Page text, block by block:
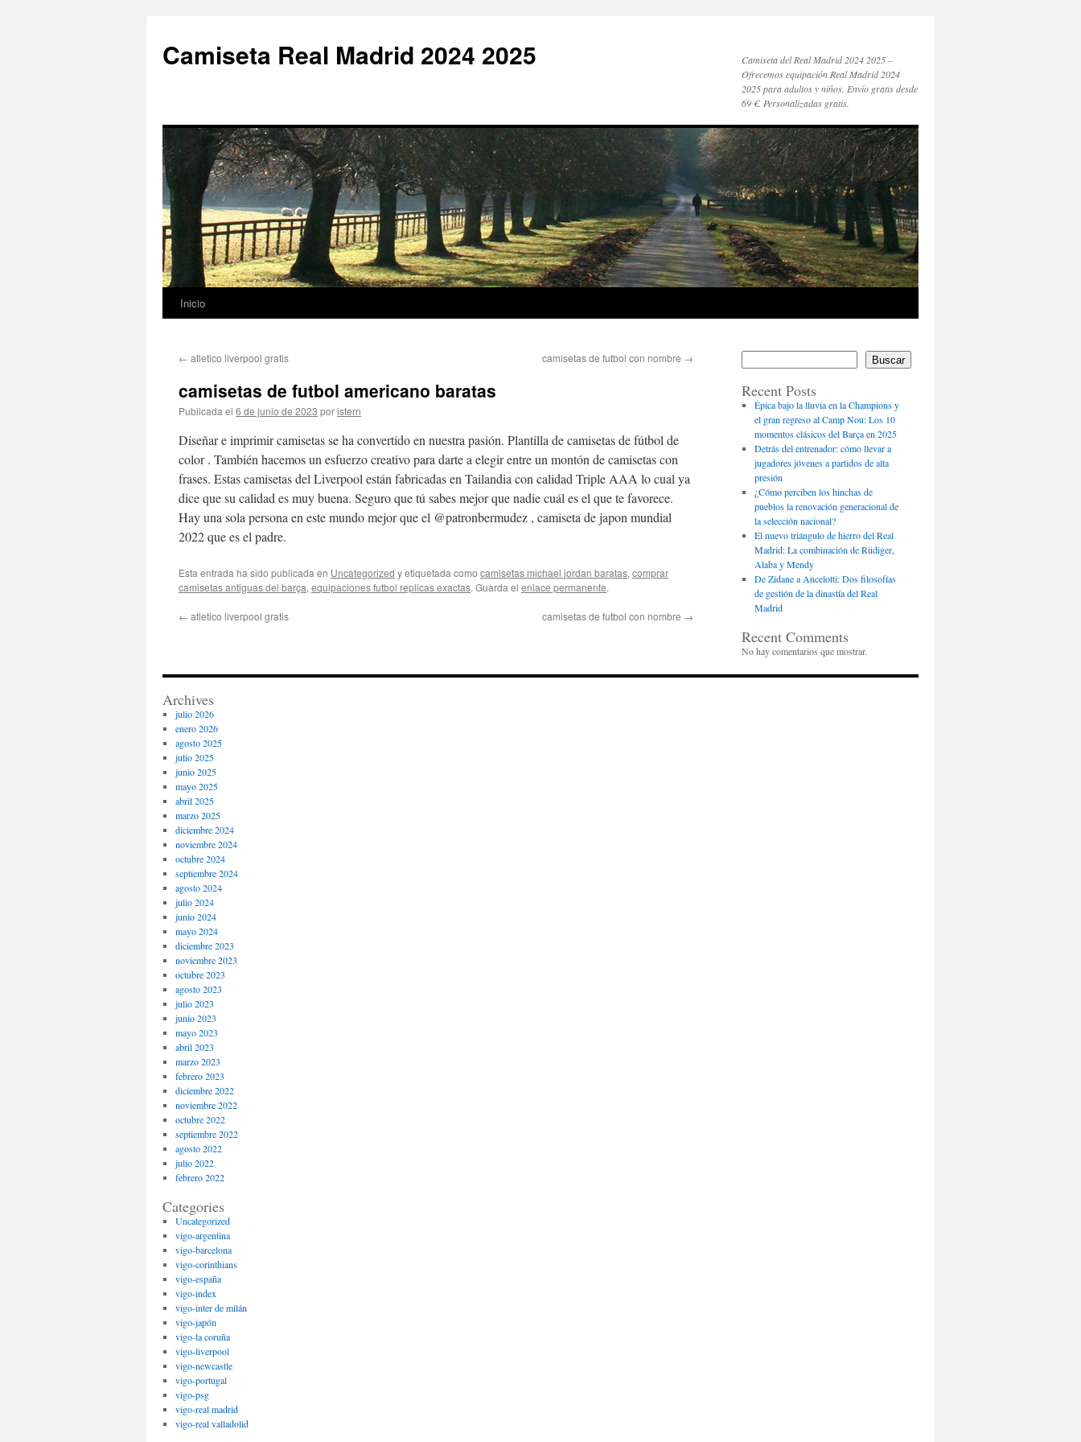
Camiseta Real Madrid 2024 2025
Camiseta del Real Madrid 2024 2025 –
Ofrecemos equipación Real Madrid 2024
2025 para adultos y niños. Envío gratis desde
69 €. Personalizadas gratis.
Saltar
contenido
Inicio
← atletico liverpool gratis camisetas de futbol con nombre →
camisetas de futbol americano baratas
Publicada el 6 de junio de 2023 poristern
Diseñar e imprimir camisetas se ha convertido en nuestra pasión. Plantilla de camisetas de fútbol de
color . También hacemos un esfuerzo creativo para darte a elegir entre un montón de camisetas con
frases. Estas camisetas del Liverpool están fabricadas en Tailandia con calidad Triple AAA lo cual ya
dice que su calidad es muy buena. Seguro que tú sabes mejor que nadie cuál es el que te favorece.
Hay una sola persona en este mundo mejor que el @patronbermudez , camiseta de japon mundial
2022 que es el padre.
Esta entrada ha sido publicada en Uncategorized y etiquetada como camisetas michael jordan baratas, comprar
camisetas antiguas del barça, equipaciones futbol replicas exactas. Guarda el enlace permanente.
← atletico liverpool gratis camisetas de futbol con nombre →
Buscar
Recent Posts
Épica bajo la lluvia en la Champions y
el gran regreso al Camp Nou: Los 10
momentos clásicos del Barça en 2025
Detrás del entrenador: cómo llevar a
jugadores jóvenes a partidos de alta
presión
¿Cómo perciben los hinchas de
pueblos la renovación generacional de
la selección nacional?
El nuevo triángulo de hierro del Real
Madrid: La combinación de Rüdiger,
Alaba y Mendy
De Zidane a Ancelotti: Dos filosofías
de gestión de la dinastía del Real
Madrid
Recent Comments
No hay comentarios que mostrar.
Archives
julio 2026
enero 2026
agosto 2025
julio 2025
junio 2025
mayo 2025
abril 2025
marzo 2025
diciembre 2024
noviembre 2024
octubre 2024
septiembre 2024
agosto 2024
julio 2024
junio 2024
mayo 2024
diciembre 2023
noviembre 2023
octubre 2023
agosto 2023
julio 2023
junio 2023
mayo 2023
abril 2023
marzo 2023
febrero 2023
diciembre 2022
noviembre 2022
octubre 2022
septiembre 2022
agosto 2022
julio 2022
febrero 2022
Categories
Uncategorized
vigo-argentina
vigo-barcelona
vigo-corinthians
vigo-españa
vigo-index
vigo-inter de milán
vigo-japón
vigo-la coruña
vigo-liverpool
vigo-newcastle
vigo-portugal
vigo-psg
vigo-real madrid
vigo-real valladolid